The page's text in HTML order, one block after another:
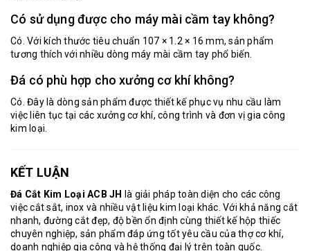
Có sử dụng được cho máy mài cầm tay không?
Có. Với kích thước tiêu chuẩn 107 × 1.2 × 16 mm, sản phẩm
tương thích với nhiều dòng máy mài cầm tay phổ biến.
Đá có phù hợp cho xưởng cơ khí không?
Có. Đây là dòng sản phẩm được thiết kế phục vụ nhu cầu làm
việc liên tục tại các xưởng cơ khí, công trình và đơn vị gia công
kim loại.
KẾT LUẬN
Đá Cắt Kim Loại ACB JH
là giải pháp toàn diện cho các công
việc cắt sắt, inox và nhiều vật liệu kim loại khác. Với khả năng cắt
nhanh, đường cắt đẹp, độ bền ổn định cùng thiết kế hộp thiếc
chuyên nghiệp, sản phẩm đáp ứng tốt yêu cầu của thợ cơ khí,
doanh nghiệp gia công và hệ thống đại lý trên toàn quốc.